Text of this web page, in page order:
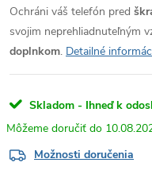
Ochráni váš telefón pred
svojim neprehliadnuteľným
doplnkom. Detailné
Skladom - Ihneď k
Možnosti doručenia